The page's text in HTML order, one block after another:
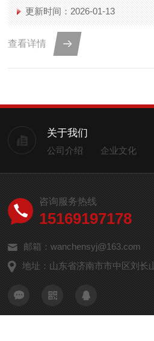
更新时间：2026-01-13
查看详情
关于我们
公司介绍 企业文化
咨询服务热线
15169197178
邮箱：wanchensyj@163.com
地址：山东省济南市市中区刘长